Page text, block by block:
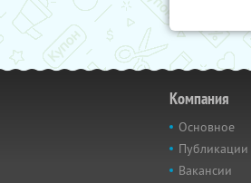
Компания
Основное
Публикации
Вакансии